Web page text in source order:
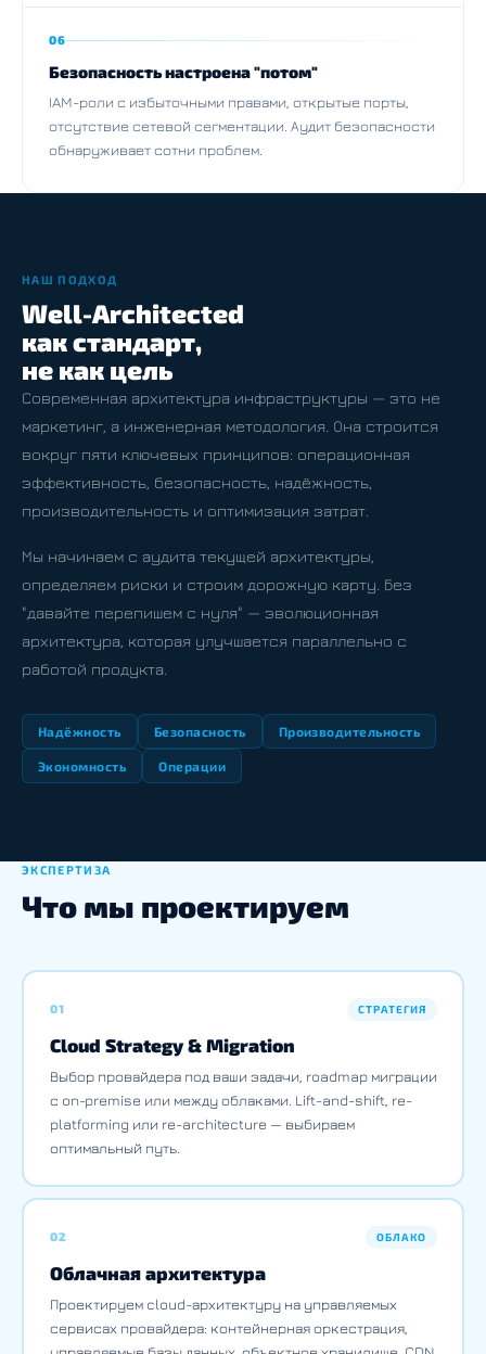
06
Безопасность настроена "потом"
IAM-роли с избыточными правами, открытые порты,
отсутствие сетевой сегментации. Аудит безопасности
обнаруживает сотни проблем.
НАШ ПОДХОД
Well-Architected
как стандарт,
не как цель
Современная архитектура инфраструктуры — это не
маркетинг, а инженерная методология. Она строится
вокруг пяти ключевых принципов: операционная
эффективность, безопасность, надёжность,
производительность и оптимизация затрат.
Мы начинаем с аудита текущей архитектуры,
определяем риски и строим дорожную карту. Без
"давайте перепишем с нуля" — эволюционная
архитектура, которая улучшается параллельно с
работой продукта.
Надёжность Безопасность Производительность
Экономность Операции
ЭКСПЕРТИЗА
Что мы проектируем
01 СТРАТЕГИЯ
Cloud Strategy & Migration
Выбор провайдера под ваши задачи, roadmap миграции
с on-premise или между облаками. Lift-and-shift, re-
platforming или re-architecture — выбираем
оптимальный путь.
02 ОБЛАКО
Облачная архитектура
Проектируем cloud-архитектуру на управляемых
сервисах провайдера: контейнерная оркестрация,